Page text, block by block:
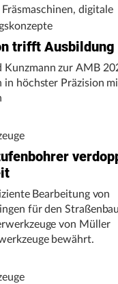
digitale
trifft Ausbildung
Kunzmann zur AMB
in höchster Präzision
Bearbeitung von
für den
von Müller
bewährt.